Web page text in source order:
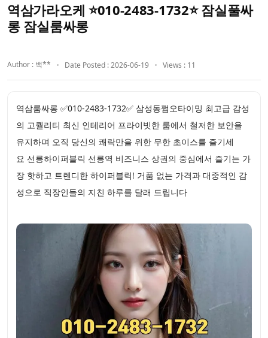
역삼가라오케 ⭐010-2483-1732⭐ 잠실풀싸
롱 잠실룸싸롱
Author : 백** Date Posted : 2026-06-19 Views : 11
역삼룸싸롱 ✅010-2483-1732✅ 삼성동쩜오타이밍 최고급 감성
의 고퀄리티 최신 인테리어 프라이빗한 룸에서 철저한 보안을
유지하며 오직 당신의 쾌락만을 위한 무한 초이스를 즐기세
요 선릉하이퍼블릭 선릉역 비즈니스 상권의 중심에서 즐기는 가
장 핫하고 트렌디한 하이퍼블릭! 거품 없는 가격과 대중적인 감
성으로 직장인들의 지친 하루를 달래 드립니다